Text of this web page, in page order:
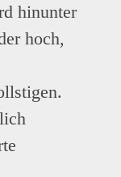
hinunter
hoch,